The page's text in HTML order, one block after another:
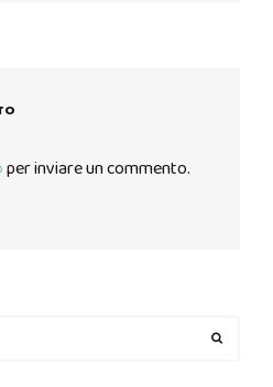
per inviare un commento.